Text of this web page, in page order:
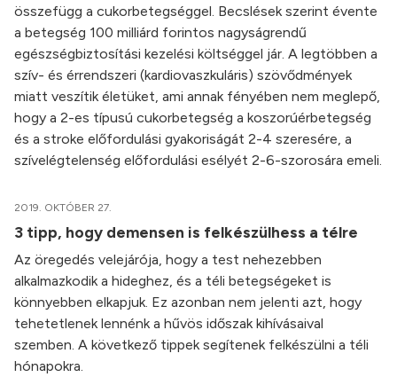
összefügg a cukorbetegséggel. Becslések szerint évente
a betegség 100 milliárd forintos nagyságrendű
egészségbiztosítási kezelési költséggel jár. A legtöbben a
szív- és érrendszeri (kardiovaszkuláris) szövődmények
miatt veszítik életüket, ami annak fényében nem meglepő,
hogy a 2-es típusú cukorbetegség a koszorúérbetegség
és a stroke előfordulási gyakoriságát 2-4 szeresére, a
szívelégtelenség előfordulási esélyét 2-6-szorosára emeli.
2019. OKTÓBER 27.
3 tipp, hogy demensen is felkészülhess a télre
Az öregedés velejárója, hogy a test nehezebben
alkalmazkodik a hideghez, és a téli betegségeket is
könnyebben elkapjuk. Ez azonban nem jelenti azt, hogy
tehetetlenek lennénk a hűvös időszak kihívásaival
szemben. A következő tippek segítenek felkészülni a téli
hónapokra.